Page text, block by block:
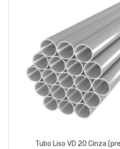
geral@luxivo.pt
Tubo Liso VD 20 Cinza